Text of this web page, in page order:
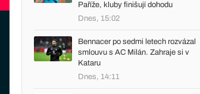
Paříže, kluby finišují dohodu
Dnes, 15:02
Bennacer po sedmi letech rozvázal
smlouvu s AC Milán. Zahraje si v
Kataru
Dnes, 14:11